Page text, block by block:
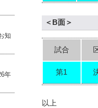
＜B面＞
試合
第1
以上
知
年